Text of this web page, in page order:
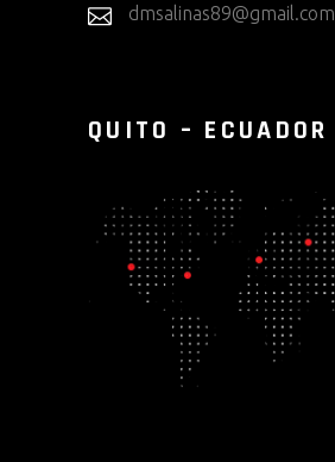
dmsalinas89@gmail.com
QUITO – ECUADOR